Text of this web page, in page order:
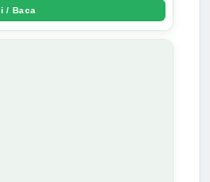
/ Baca